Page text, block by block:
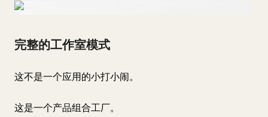
完整的工作室模式
这不是一个应用的小打小闹。
这是一个产品组合工厂。